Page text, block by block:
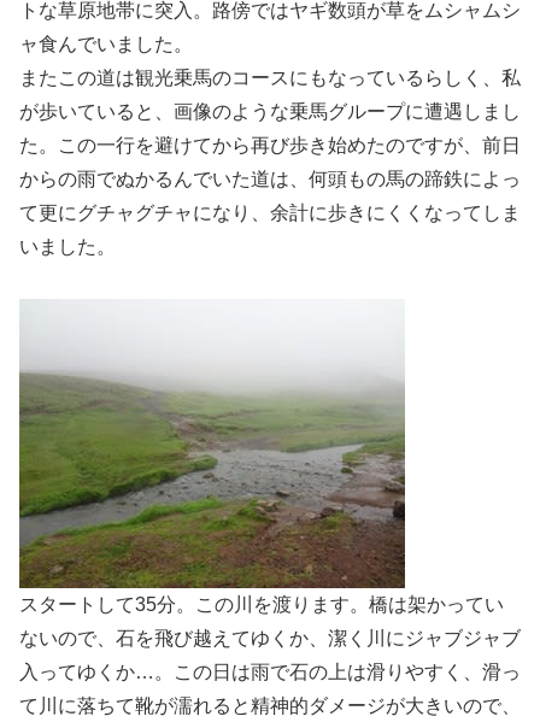
トな草原地帯に突入。路傍ではヤギ数頭が草をムシャムシ
ャ食んでいました。
またこの道は観光乗馬のコースにもなっているらしく、私
が歩いていると、画像のような乗馬グループに遭遇しまし
た。この一行を避けてから再び歩き始めたのですが、前日
からの雨でぬかるんでいた道は、何頭もの馬の蹄鉄によっ
て更にグチャグチャになり、余計に歩きにくくなってしま
いました。
スタートして35分。この川を渡ります。橋は架かってい
ないので、石を飛び越えてゆくか、潔く川にジャブジャブ
入ってゆくか…。この日は雨で石の上は滑りやすく、滑っ
て川に落ちて靴が濡れると精神的ダメージが大きいので、